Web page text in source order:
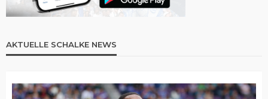
AKTUELLE SCHALKE NEWS